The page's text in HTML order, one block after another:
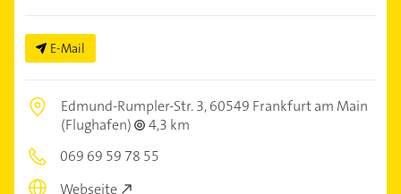
E-Mail
Edmund-Rumpler-Str. 3,60549 Frankfurt am Main
(Flughafen)
4,3 km
069 69 59 78 55
Webseite